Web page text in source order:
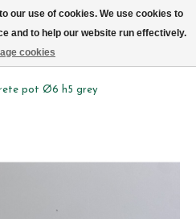
pot Ø6 h5 grey
Items
our use of cookies. We use cookies to
and to help our website run effectively.
cookies